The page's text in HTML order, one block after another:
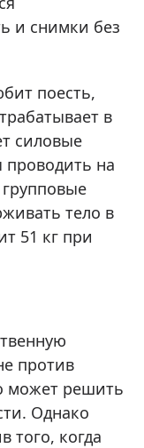
и снимки без
поесть,
в
силовые
на
тело в
51 кг при
против
может решить
Однако
того, когда